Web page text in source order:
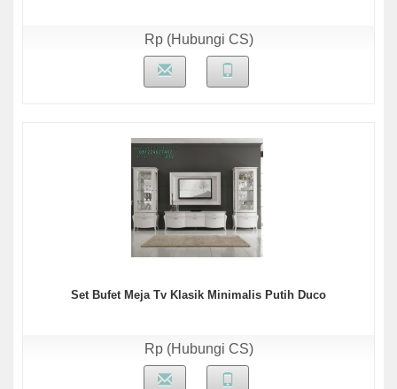
Rp (Hubungi CS)
Set Bufet Meja Tv Klasik Minimalis Putih Duco
Rp (Hubungi CS)